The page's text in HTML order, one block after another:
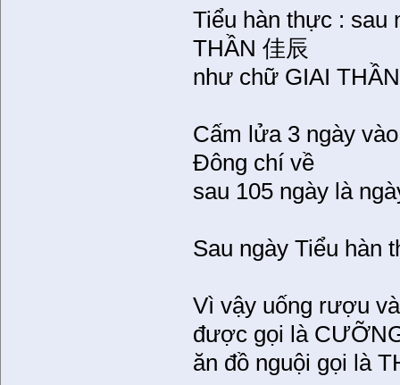
Tiểu hàn thực : sau
THẦN 佳辰
như chữ GIAI
Cấm lửa 3 ngày
Đông chí về
sau 105 ngày là
Sau ngày Tiểu hàn
Vì vậy uống rượu
được gọi là
ăn đồ nguội gọi là